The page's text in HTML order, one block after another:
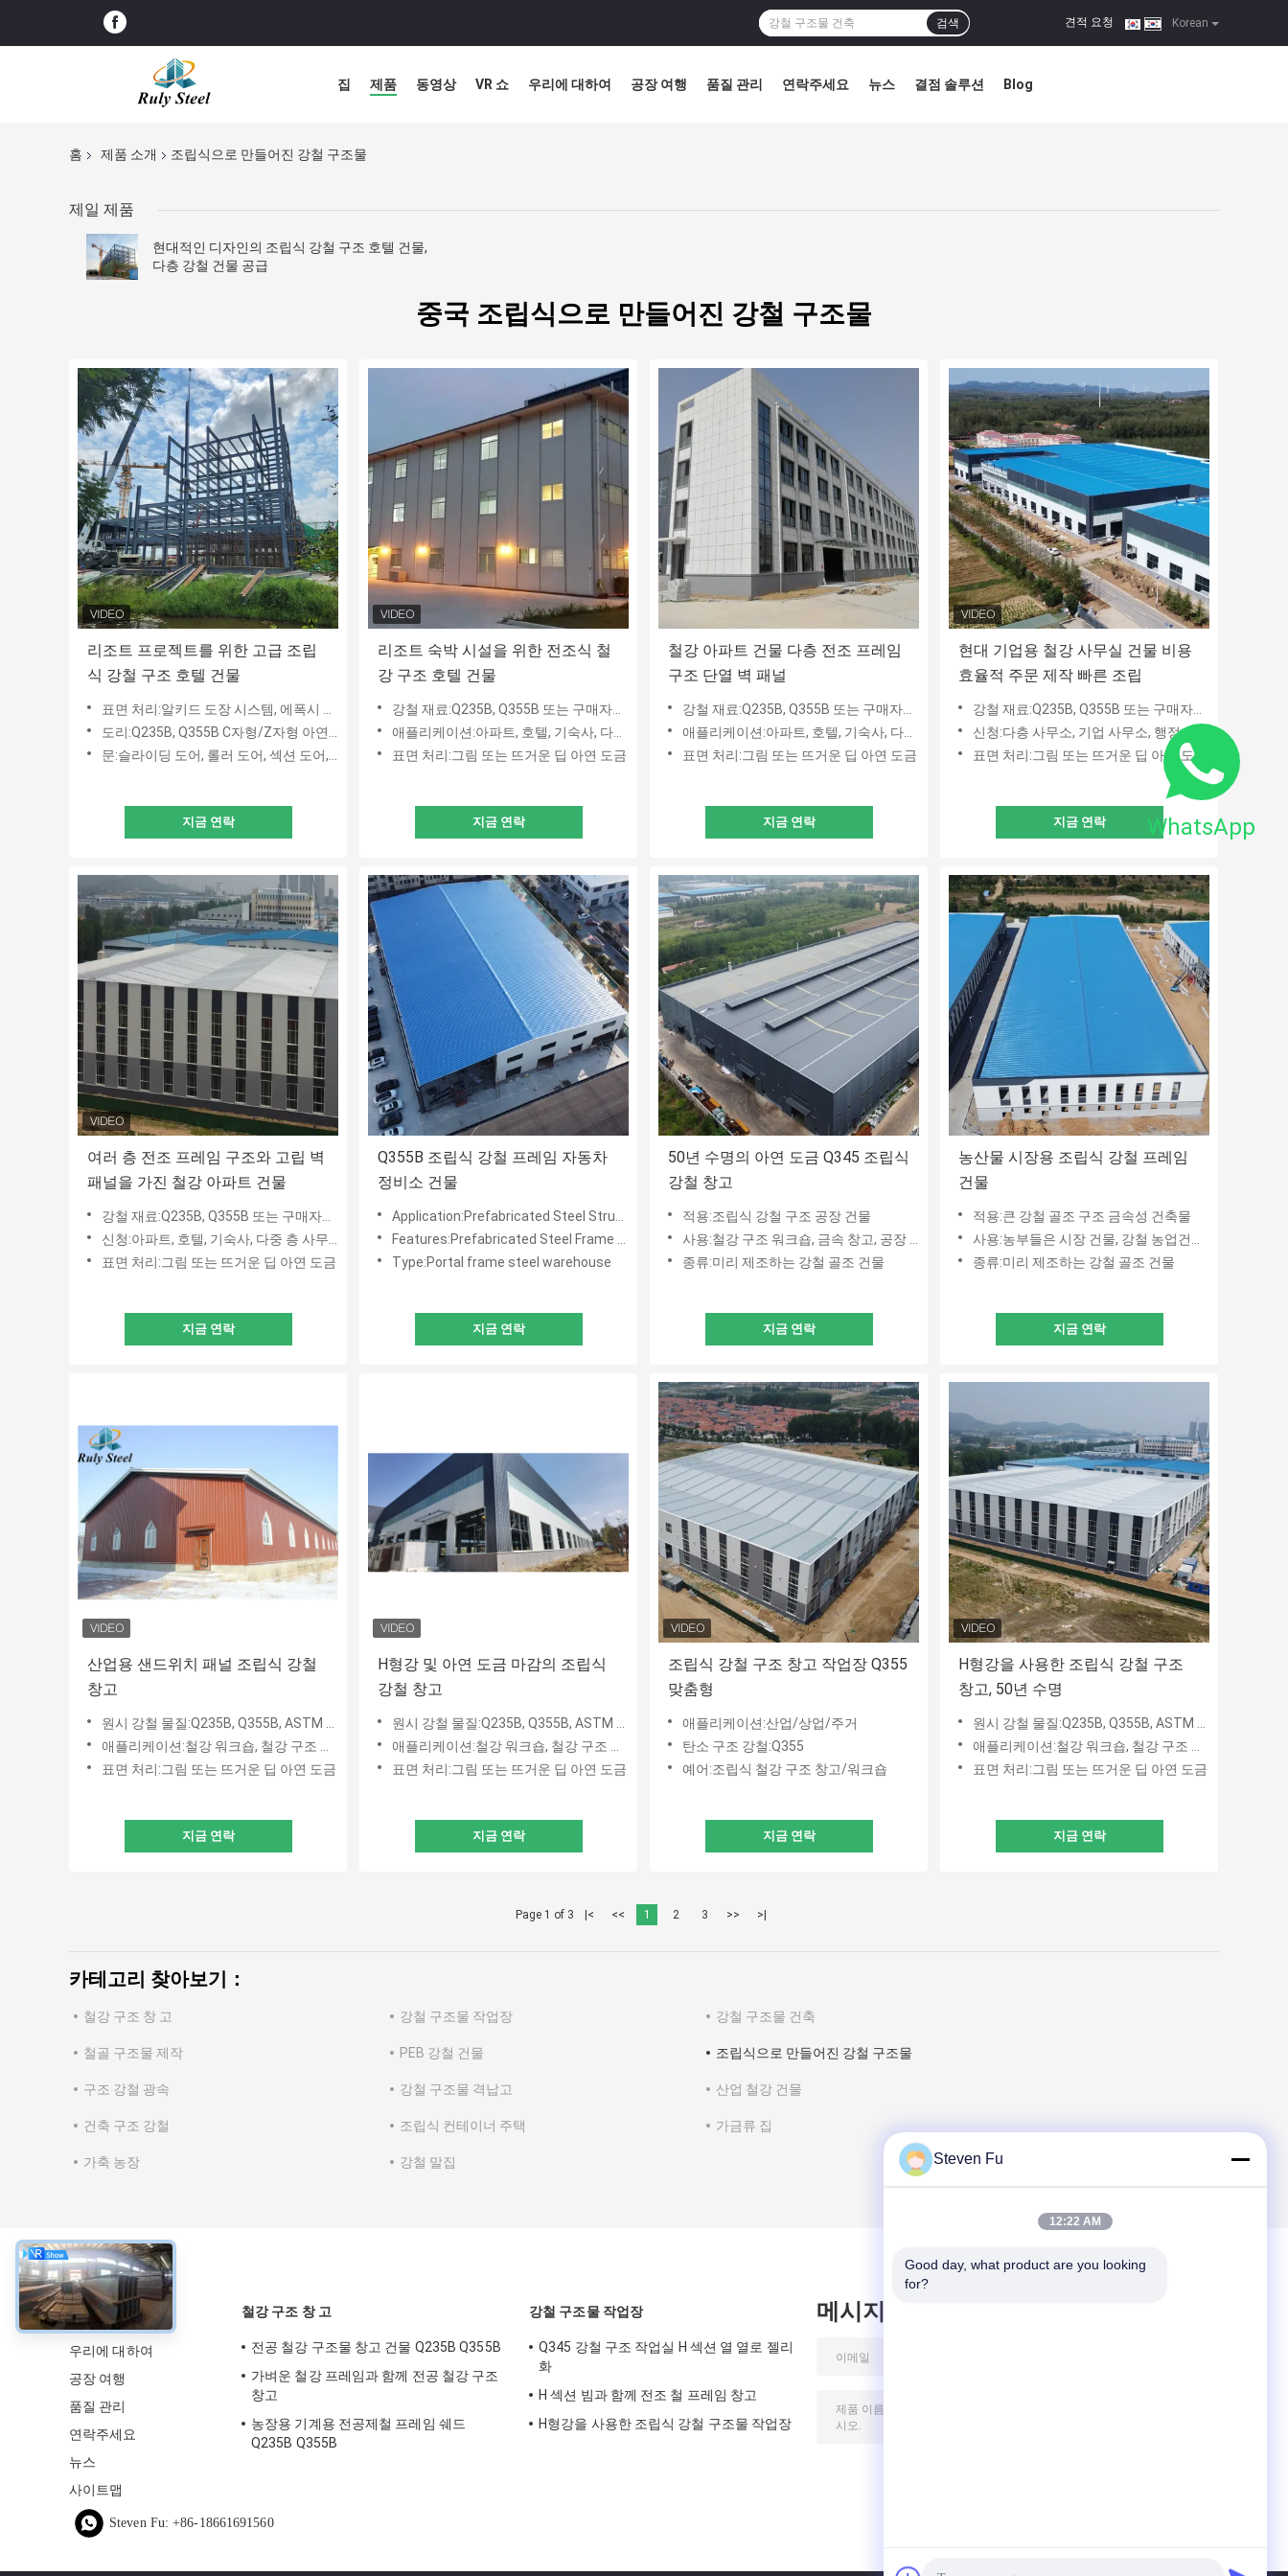
Korean
견적 요청 |
검색
집 제품 동영상 VR 쇼 우리에 대하여 공장 여행 품질 관리 연락주세요 뉴스 결점 솔루션 Blog
홈 제품 소개 조립식으로 만들어진 강철 구조물
제일 제품
현대적인 디자인의 조립식 강철 구조 호텔 건물,
다층 강철 건물 공급
중국 조립식으로 만들어진 강철 구조물
리조트 프로젝트를 위한 고급 조립
식 강철 구조 호텔 건물
표면 처리:알키드 도장 시스템, 에폭시 도장 시스템 또는 용융 아연 도금.
도리:Q235B, Q355B C자형/Z자형 아연도금강판
문:슬라이딩 도어, 롤러 도어, 섹션 도어, 샌드위치 패널 도어
지금 연락
리조트 숙박 시설을 위한 전조식 철
강 구조 호텔 건물
강철 재료:Q235B, Q355B 또는 구매자의 요청 : ASTM, BSEN, DIN, IPE, AISI, JIS
애플리케이션:아파트, 호텔, 기숙사, 다중 층 사무실
표면 처리:그림 또는 뜨거운 딥 아연 도금
지금 연락
철강 아파트 건물 다층 전조 프레임
구조 단열 벽 패널
강철 재료:Q235B, Q355B 또는 구매자의 요청 : ASTM, BSEN, DIN, IPE, AISI, JIS
애플리케이션:아파트, 호텔, 기숙사, 다중 층 사무실
표면 처리:그림 또는 뜨거운 딥 아연 도금
지금 연락
현대 기업용 철강 사무실 건물 비용
효율적 주문 제작 빠른 조립
강철 재료:Q235B, Q355B 또는 구매자의 요청 : ASTM, BSEN, DIN, IPE, AISI, JIS
신청:다층 사무소, 기업 사무소, 행정 건물, 정부, 교육 기관
표면 처리:그림 또는 뜨거운 딥 아연 도금
지금 연락
여러 층 전조 프레임 구조와 고립 벽
패널을 가진 철강 아파트 건물
강철 재료:Q235B, Q355B 또는 구매자의 요청 : ASTM, BSEN, DIN, IPE, AISI, JIS
신청:아파트, 호텔, 기숙사, 다중 층 사무실
표면 처리:그림 또는 뜨거운 딥 아연 도금
지금 연락
Q355B 조립식 강철 프레임 자동차
정비소 건물
Application:Prefabricated Steel Structure Building
Features:Prefabricated Steel Frame Buildings
Type:Portal frame steel warehouse
지금 연락
50년 수명의 아연 도금 Q345 조립식
강철 창고
적용:조립식 강철 구조 공장 건물
사용:철강 구조 워크숍, 금속 창고, 공장 건물, 의류 공장,
종류:미리 제조하는 강철 골조 건물
지금 연락
농산물 시장용 조립식 강철 프레임
건물
적용:큰 강철 골조 구조 금속성 건축물
사용:농부들은 시장 건물, 강철 농업건축을 생산합니다
종류:미리 제조하는 강철 골조 건물
지금 연락
산업용 샌드위치 패널 조립식 강철
창고
원시 강철 물질:Q235B, Q355B, ASTM A36
애플리케이션:철강 워크숍, 철강 구조 플랫폼, 구조 지붕, 프레임 부품
표면 처리:그림 또는 뜨거운 딥 아연 도금
지금 연락
H형강 및 아연 도금 마감의 조립식
강철 창고
원시 강철 물질:Q235B, Q355B, ASTM A36
애플리케이션:철강 워크숍, 철강 구조 플랫폼, 구조 지붕, 프레임 부품
표면 처리:그림 또는 뜨거운 딥 아연 도금
지금 연락
조립식 강철 구조 창고 작업장 Q355
맞춤형
애플리케이션:산업/상업/주거
탄소 구조 강철:Q355
예어:조립식 철강 구조 창고/워크숍
지금 연락
H형강을 사용한 조립식 강철 구조
창고, 50년 수명
원시 강철 물질:Q235B, Q355B, ASTM A36
애플리케이션:철강 워크숍, 철강 구조 플랫폼, 구조 지붕, 프레임 부품
표면 처리:그림 또는 뜨거운 딥 아연 도금
지금 연락
Page 1 of 3 |< << 1 2 3 >> >|
카테고리 찾아보기：
철강 구조 창 고 강철 구조물 작업장 강철 구조물 건축
철골 구조물 제작 PEB 강철 건물 조립식으로 만들어진 강철 구조물
구조 강철 광속 강철 구조물 격납고 산업 철강 건물
건축 구조 강철 조립식 컨테이너 주택 가금류 집
가축 농장 강철 말집
약
우리에 대하여
공장 여행
품질 관리
연락주세요
뉴스
사이트맵
철강 구조 창 고
전공 철강 구조물 창고 건물 Q235B Q355B
가벼운 철강 프레임과 함께 전공 철강 구조
창고
농장용 기계용 전공제철 프레임 쉐드
Q235B Q355B
강철 구조물 작업장
Q345 강철 구조 작업실 H 섹션 열 열로 젤리
화
H 섹션 빔과 함께 전조 철 프레임 창고
H형강을 사용한 조립식 강철 구조물 작업장
메시지를 남겨주세요
Steven Fu: +86-18661691560
WhatsApp
Steven Fu
12:22 AM
Good day, what product are you looking
for?